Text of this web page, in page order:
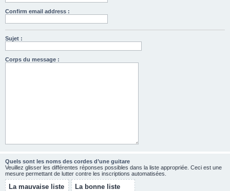
Confirm email address :
Sujet :
Corps du message :
Quels sont les noms des cordes d’une guitare
Veuillez glisser les différentes réponses possibles dans la liste appropriée. Ceci est une
mesure permettant de lutter contre les inscriptions automatisées.
La mauvaise liste La bonne liste